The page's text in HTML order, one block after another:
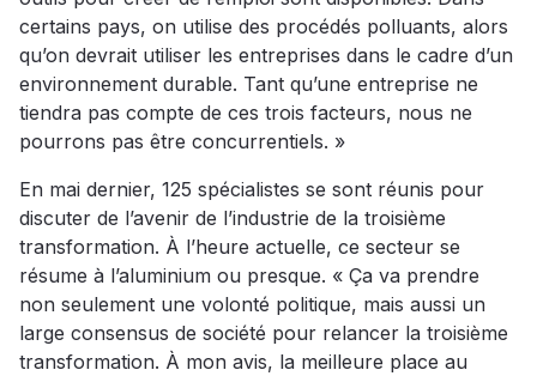
certains pays, on utilise des procédés polluants, alors
qu’on devrait utiliser les entreprises dans le cadre d’un
environnement durable. Tant qu’une entreprise ne
tiendra pas compte de ces trois facteurs, nous ne
pourrons pas être concurrentiels. »
En mai dernier, 125 spécialistes se sont réunis pour
discuter de l’avenir de l’industrie de la troisième
transformation. À l’heure actuelle, ce secteur se
résume à l’aluminium ou presque. « Ça va prendre
non seulement une volonté politique, mais aussi un
large consensus de société pour relancer la troisième
transformation. À mon avis, la meilleure place au